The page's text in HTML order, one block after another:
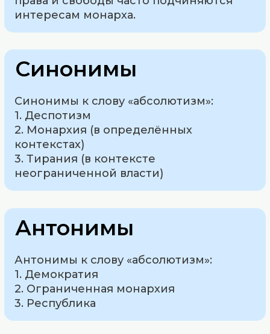
интересам монарха.
Синонимы
Синонимы к слову «абсолютизм»:
1. Деспотизм
2. Монархия (в определённых
контекстах)
3. Тирания (в контексте
неограниченной власти)
Антонимы
Антонимы к слову «абсолютизм»:
1. Демократия
2. Ограниченная монархия
3. Республика